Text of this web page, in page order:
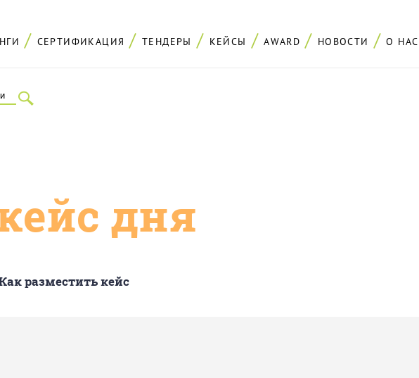
СЕРТИФИКАЦИЯ ТЕНДЕРЫ КЕЙСЫ AWARD НОВОСТИ О НАС
дня
разместить кейс